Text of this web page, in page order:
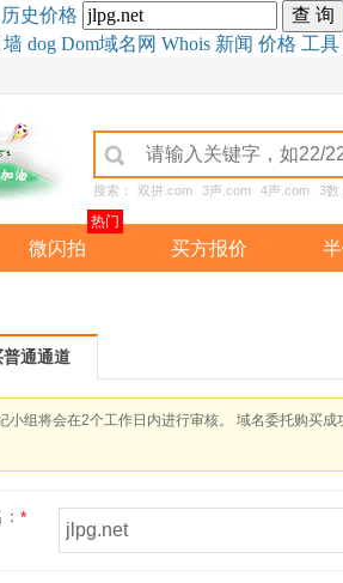
历史价格
墙 dog Dom域名网 Whois 新闻 价格 工具